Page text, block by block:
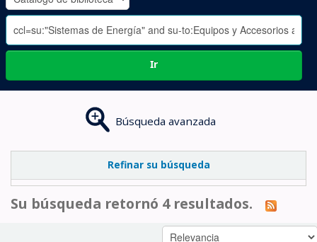
-
Ir
Búsqueda avanzada
Refinar su búsqueda
Su búsqueda retornó 4 resultados.